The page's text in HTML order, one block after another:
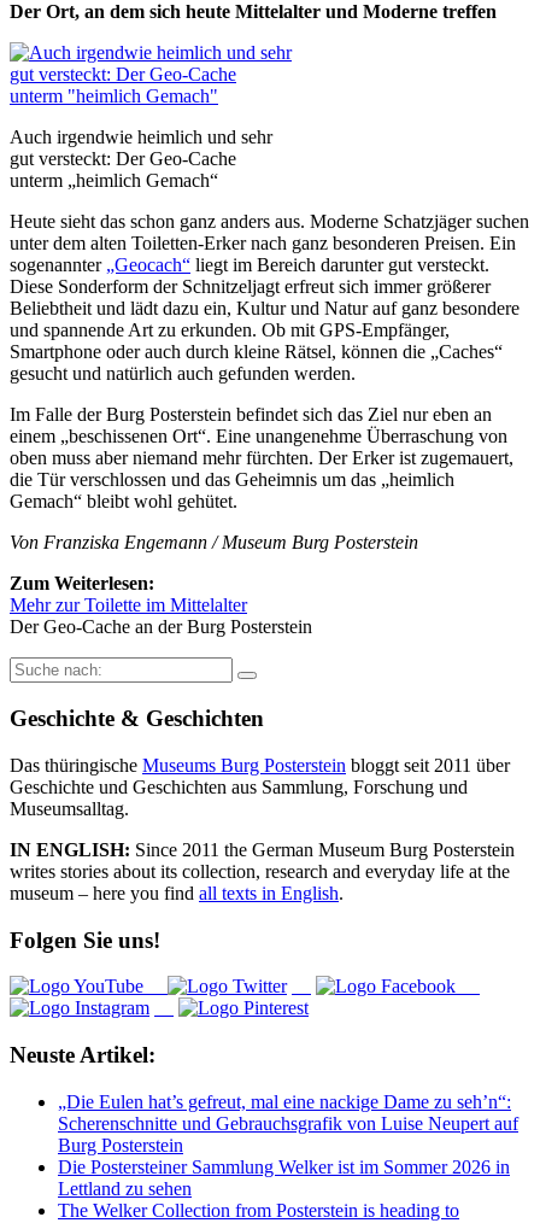
Der Ort, an dem sich heute Mittelalter und Moderne treffen
Auch irgendwie heimlich und sehr
gut versteckt: Der Geo-Cache
unterm „heimlich Gemach“
Heute sieht das schon ganz anders aus. Moderne Schatzjäger suchen
unter dem alten Toiletten-Erker nach ganz besonderen Preisen. Ein
sogenannter „Geocach“ liegt im Bereich darunter gut versteckt.
Diese Sonderform der Schnitzeljagt erfreut sich immer größerer
Beliebtheit und lädt dazu ein, Kultur und Natur auf ganz besondere
und spannende Art zu erkunden. Ob mit GPS-Empfänger,
Smartphone oder auch durch kleine Rätsel, können die „Caches“
gesucht und natürlich auch gefunden werden.
Im Falle der Burg Posterstein befindet sich das Ziel nur eben an
einem „beschissenen Ort“. Eine unangenehme Überraschung von
oben muss aber niemand mehr fürchten. Der Erker ist zugemauert,
die Tür verschlossen und das Geheimnis um das „heimlich
Gemach“ bleibt wohl gehütet.
Von Franziska Engemann / Museum Burg Posterstein
Zum Weiterlesen:
Mehr zur Toilette im Mittelalter
Der Geo-Cache an der Burg Posterstein
Suche
nach:
Geschichte & Geschichten
Das thüringische Museums Burg Posterstein bloggt seit 2011 über
Geschichte und Geschichten aus Sammlung, Forschung und
Museumsalltag.
IN ENGLISH: Since 2011 the German Museum Burg Posterstein
writes stories about its collection, research and everyday life at the
museum – here you find all texts in English.
Folgen Sie uns!
Neuste Artikel:
„Die Eulen hat’s gefreut, mal eine nackige Dame zu seh’n“:
Scherenschnitte und Gebrauchsgrafik von Luise Neupert auf
Burg Posterstein
Die Postersteiner Sammlung Welker ist im Sommer 2026 in
Lettland zu sehen
The Welker Collection from Posterstein is heading to